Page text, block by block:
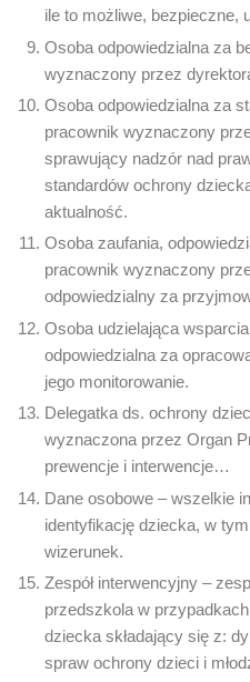
ile to możliwe, bezpieczne,
Osoba odpowiedzialna za
wyznaczony przez
Osoba odpowiedzialna za
pracownik wyznaczony
sprawujący nadzór nad
standardów ochrony
aktualność.
Osoba zaufania,
pracownik wyznaczony
odpowiedzialny za
Osoba udzielająca
odpowiedzialna za
jego monitorowanie.
Delegatka ds. ochrony
wyznaczona przez Organ
prewencje i interwencje…
Dane osobowe – wszelkie
identyfikację dziecka, w
wizerunek.
Zespół interwencyjny –
przedszkola w
dziecka składający się z:
spraw ochrony dzieci i